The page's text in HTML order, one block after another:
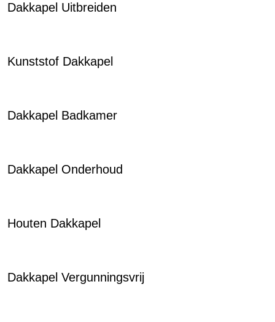
Dakkapel Uitbreiden
Kunststof Dakkapel
Dakkapel Badkamer
Dakkapel Onderhoud
Houten Dakkapel
Dakkapel Vergunningsvrij